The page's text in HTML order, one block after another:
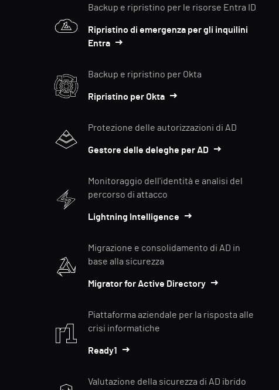
Backup e ripristino per le risorse Entra ID
Ripristino di emergenza per gli inquilini
Entra
Backup e ripristino per Okta
Ripristino per Okta
Protezione delle autorizzazioni di AD
Gestore delle deleghe per AD
Monitoraggio dell'identità e analisi del
percorso di attacco
Lightning Intelligence
Migrazione e consolidamento di AD in
base alla sicurezza
Migrator for Active Directory
Piattaforma aziendale per la risposta alle
crisi informatiche
Ready1
Valutazione della sicurezza di AD ibrido